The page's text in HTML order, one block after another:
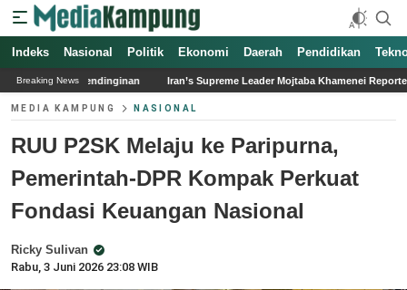
Indeks Nasional Politik Ekonomi Daerah Pendidikan
Breaking News
Iran’s Supreme Leader Mojtaba Khamenei Reported in Critical Condition
MEDIA KAMPUNG NASIONAL
RUU P2SK Melaju ke Paripurna,
Pemerintah-DPR Kompak Perkuat
Fondasi Keuangan Nasional
Ricky Sulivan
Rabu, 3 Juni 2026 23:08 WIB